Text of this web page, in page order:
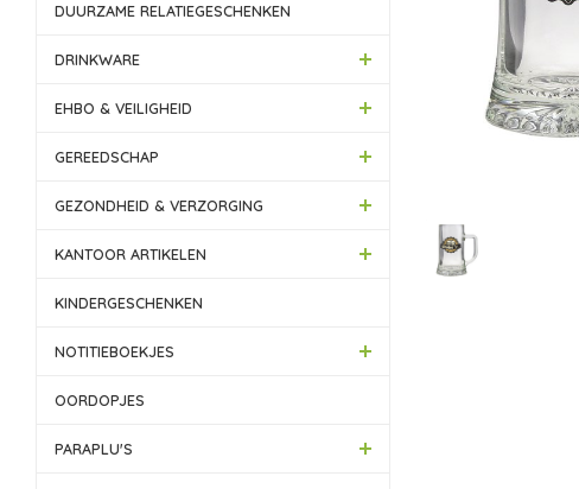
DUURZAME RELATIEGESCHENKEN
DRINKWARE
EHBO & VEILIGHEID
GEREEDSCHAP
GEZONDHEID & VERZORGING
KANTOOR ARTIKELEN
KINDERGESCHENKEN
NOTITIEBOEKJES
OORDOPJES
PARAPLU'S